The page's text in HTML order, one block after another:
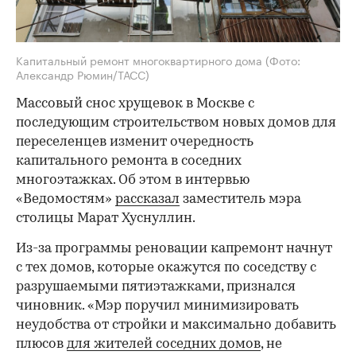
Капитальный ремонт многоквартирного дома (Фото:
Александр Рюмин/ТАСС)
Массовый снос хрущевок в Москве с
последующим строительством новых домов для
переселенцев изменит очередность
капитального ремонта в соседних
многоэтажках. Об этом в интервью
«Ведомостям» рассказал заместитель мэра
столицы Марат Хуснуллин.
Из-за программы реновации капремонт начнут
с тех домов, которые окажутся по соседству с
разрушаемыми пятиэтажками, признался
чиновник. «Мэр поручил минимизировать
неудобства от стройки и максимально добавить
плюсов для жителей соседних домов, не